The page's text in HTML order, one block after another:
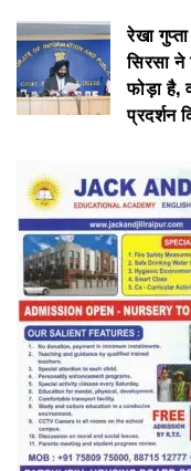
रेखा
सिरसा
फोड़ा है,
प्रदर्शन